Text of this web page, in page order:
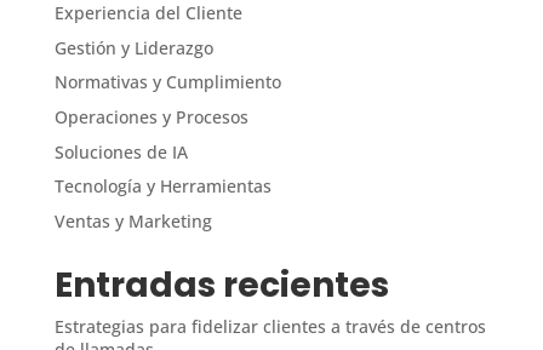
Experiencia del Cliente
Gestión y Liderazgo
Normativas y Cumplimiento
Operaciones y Procesos
Soluciones de IA
Tecnología y Herramientas
Ventas y Marketing
Entradas recientes
Estrategias para fidelizar clientes a través de centros